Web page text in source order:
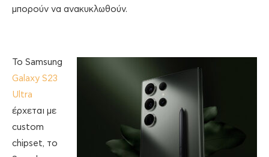
μπορούν να ανακυκλωθούν.
Το Samsung
Galaxy S23
Ultra
έρχεται με
custom
chipset, το